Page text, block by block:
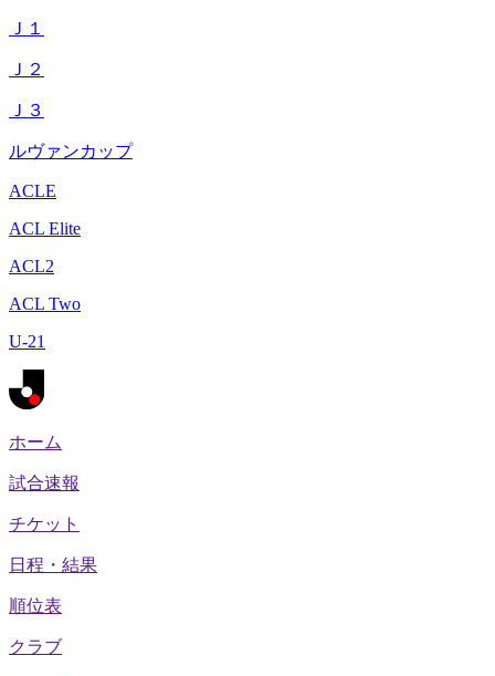
Ｊ１
Ｊ２
Ｊ３
ルヴァンカップ
ACLE
ACL Elite
ACL2
ACL Two
U-21
ホーム
試合速報
チケット
日程・結果
順位表
クラブ